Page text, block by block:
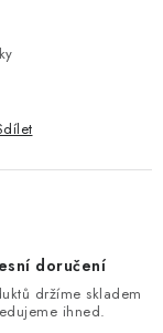
doručení
držíme skladem
ihned.